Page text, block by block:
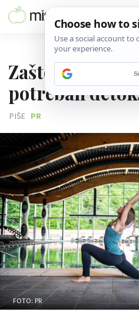
Zašto nam je
potreban
PIŠE PR
FOTO: PR